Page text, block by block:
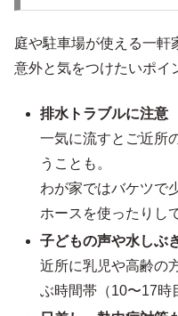
庭や駐車場が使える一軒
意外と気をつけたいポイ
排水トラブルに注意
一気に流すとご近所
うことも。
わが家ではバケツで
ホースを使ったりし
子どもの声や水しぶ
近所に乳児や高齢の
ぶ時間帯（10〜17時